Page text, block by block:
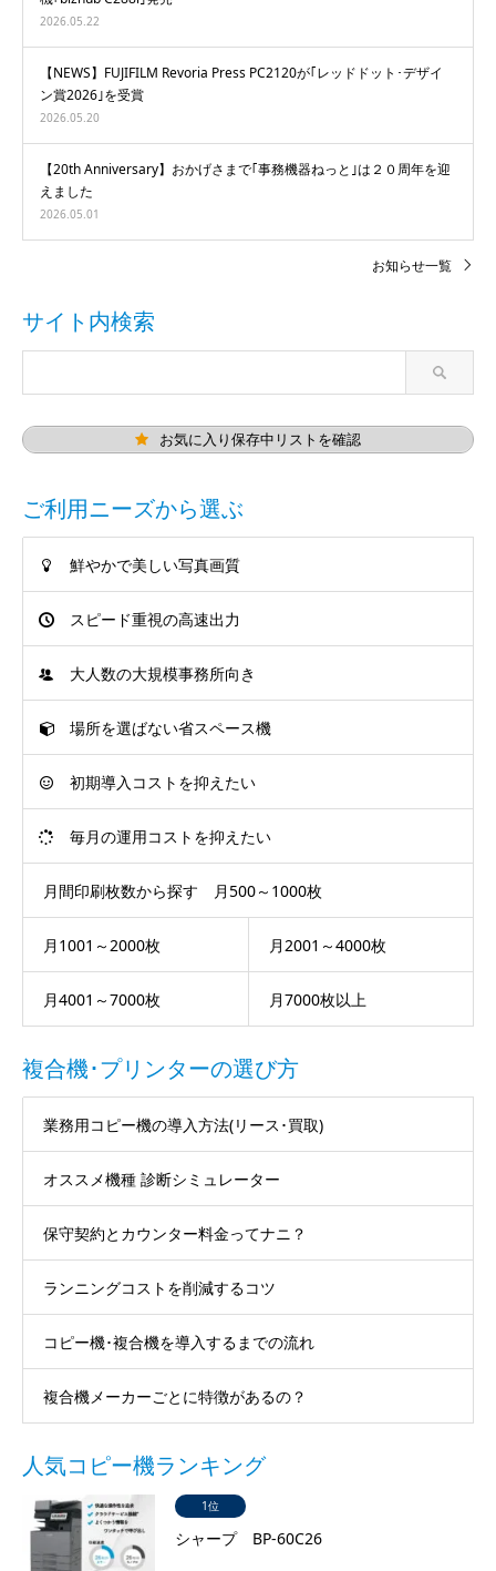
2026.05.22
【NEWS】FUJIFILM Revoria Press PC2120が｢レッドドット･デザイ
ン賞2026｣を受賞
2026.05.20
【20th Anniversary】おかげさまで｢事務機器ねっと｣は２０周年を迎
えました
2026.05.01
お知らせ一覧
サイト内検索
お気に入り保存中リストを確認
ご利用ニーズから選ぶ
鮮やかで美しい写真画質
スピード重視の高速出力
大人数の大規模事務所向き
場所を選ばない省スペース機
初期導入コストを抑えたい
毎月の運用コストを抑えたい
月間印刷枚数から探す 月500～1000枚
月1001～2000枚 月2001～4000枚
月4001～7000枚 月7000枚以上
複合機･プリンターの選び方
業務用コピー機の導入方法(リース･買取)
オススメ機種 診断シミュレーター
保守契約とカウンター料金ってナニ？
ランニングコストを削減するコツ
コピー機･複合機を導入するまでの流れ
複合機メーカーごとに特徴があるの？
人気コピー機ランキング
1位
シャープ BP-60C26